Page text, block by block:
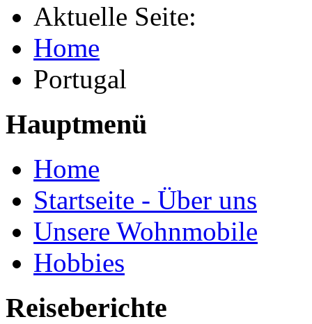
Aktuelle Seite:
Home
Portugal
Hauptmenü
Home
Startseite - Über uns
Unsere Wohnmobile
Hobbies
Reiseberichte